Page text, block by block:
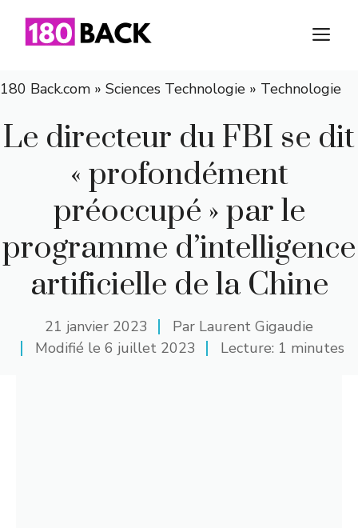
180 Back.com » Sciences Technologie » Technologie
Le directeur du FBI se dit
« profondément
préoccupé » par le
programme d’intelligence
artificielle de la Chine
21 janvier 2023 Par Laurent Gigaudie
Modifié le 6 juillet 2023 Lecture: 1 minutes